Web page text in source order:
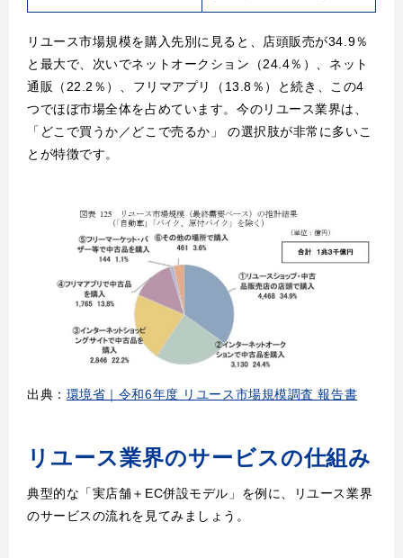
リユース市場規模を購入先別に見ると、店頭販売が34.9％
と最大で、次いでネットオークション（24.4％）、ネット
通販（22.2％）、フリマアプリ（13.8％）と続き、この4
つでほぼ市場全体を占めています。今のリユース業界は、
「どこで買うか／どこで売るか」 の選択肢が非常に多いこ
とが特徴です。
出典： 環境省｜令和6年度 リユース市場規模調査 報告書
リユース業界のサービスの仕組み
典型的な「実店舗＋EC併設モデル」を例に、リユース業界
のサービスの流れを見てみましょう。